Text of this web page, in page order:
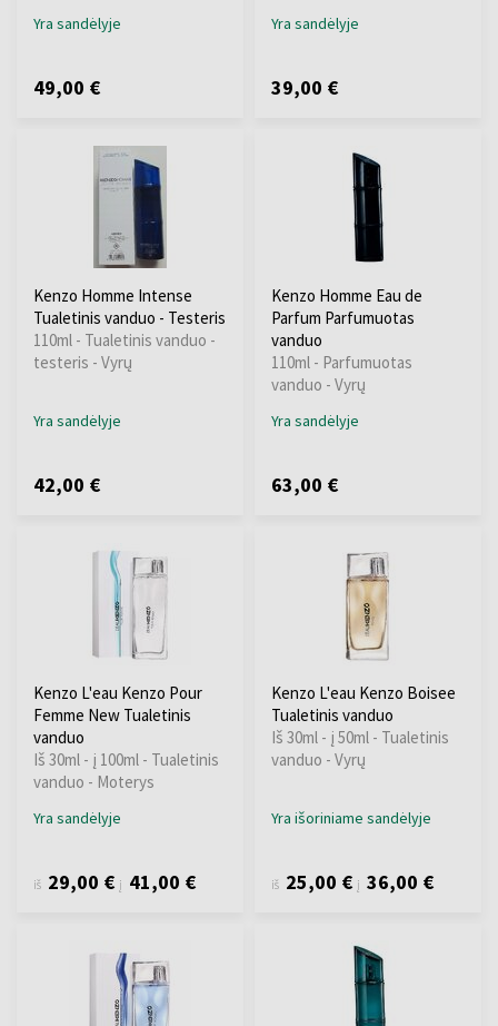
Yra sandėlyje
49,00 €
Yra sandėlyje
39,00 €
Kenzo Homme Intense
Tualetinis vanduo - Testeris
110ml - Tualetinis vanduo -
testeris - Vyrų
Yra sandėlyje
42,00 €
Kenzo Homme Eau de
Parfum Parfumuotas
vanduo
110ml - Parfumuotas
vanduo - Vyrų
Yra sandėlyje
63,00 €
Kenzo L'eau Kenzo Pour
Femme New Tualetinis
vanduo
Iš 30ml - į 100ml - Tualetinis
vanduo - Moterys
Yra sandėlyje
iš 29,00 € į 41,00 €
Kenzo L'eau Kenzo Boisee
Tualetinis vanduo
Iš 30ml - į 50ml - Tualetinis
vanduo - Vyrų
Yra išoriniame sandėlyje
iš 25,00 € į 36,00 €